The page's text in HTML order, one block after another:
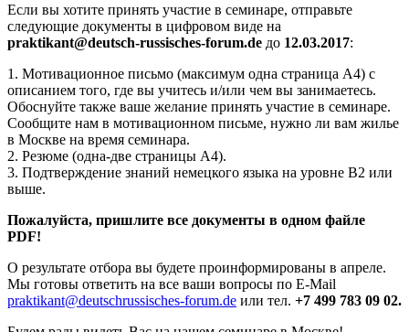
Если вы хотите принять участие в семинаре, отправьте
следующие документы в цифровом виде на
praktikant@deutsch-russisches-forum.de до 12.03.2017:
1. Мотивационное письмо (максимум одна страница А4) с
описанием того, где вы учитесь и/или чем вы занимаетесь.
Обоснуйте также ваше желание принять участие в семинаре.
Сообщите нам в мотивационном письме, нужно ли вам жилье
в Москве на время семинара.
2. Резюме (одна-две страницы A4).
3. Подтверждение знаний немецкого языка на уровне B2 или
выше.
Пожалуйста, пришлите все документы в одном файле
PDF!
О результате отбора вы будете проинформированы в апреле.
Мы готовы ответить на все ваши вопросы по E-Mail
praktikant@deutschrussisches-forum.de или тел. +7 499 783 09 02.